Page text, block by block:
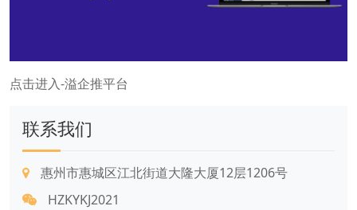
点击进入-溢企推平台
联系我们
惠州市惠城区江北街道大隆大厦12层1206号
HZKYKJ2021